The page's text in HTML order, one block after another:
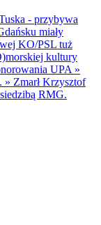
- przybywa
miały
KO/PSL tuż
kultury
UPA »
» Zmarł Krzysztof
RMG.